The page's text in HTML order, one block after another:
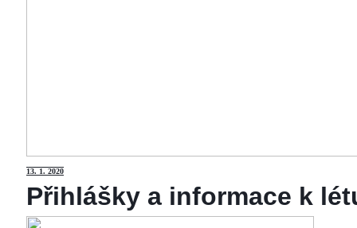
13. 1. 2020
Přihlášky a informace k